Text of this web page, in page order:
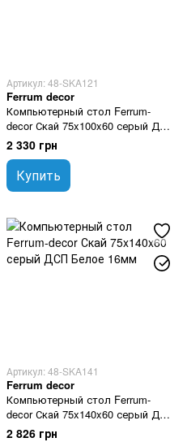
Артикул: 48-SKA121
Ferrum decor
Компьютерный стол Ferrum-
decor Скай 75x100x60 серый ДСП
Белое 16мм
2 330 грн
Купить
Артикул: 48-SKA141
Ferrum decor
Компьютерный стол Ferrum-
decor Скай 75x140x60 серый ДСП
Белое 16мм
2 826 грн